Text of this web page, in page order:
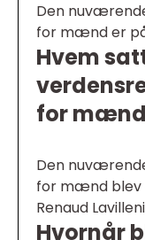
Den
for mænd er
Hvem
for
Den
for mænd blev
Renaud
Hvornår